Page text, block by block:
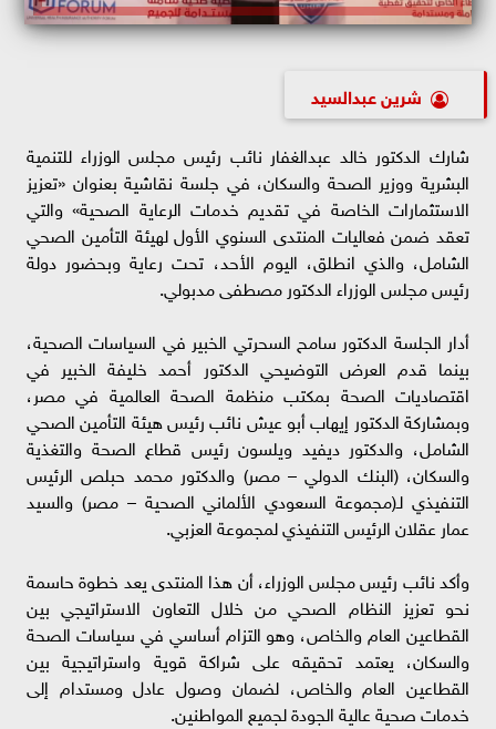
شرين عبدالسيد
شارك الدكتور خالد عبدالغفار نائب رئيس مجلس الوزراء للتنمية
البشرية ووزير الصحة والسكان، في جلسة نقاشية بعنوان «تعزيز
الاستثمارات الخاصة في تقديم خدمات الرعاية الصحية» والتي
تعقد ضمن فعاليات المنتدى السنوي الأول لهيئة التأمين الصحي
الشامل، والذي انطلق، اليوم الأحد، تحت رعاية وبحضور دولة
رئيس مجلس الوزراء الدكتور مصطفى مدبولي.
أدار الجلسة الدكتور سامح السحرتي الخبير في السياسات الصحية،
بينما قدم العرض التوضيحي الدكتور أحمد خليفة الخبير في
اقتصاديات الصحة بمكتب منظمة الصحة العالمية في مصر،
وبمشاركة الدكتور إيهاب أبو عيش نائب رئيس هيئة التأمين الصحي
الشامل، والدكتور ديفيد ويلسون رئيس قطاع الصحة والتغذية
والسكان، (البنك الدولي – مصر) والدكتور محمد حبلص الرئيس
التنفيذي لـ(مجموعة السعودي الألماني الصحية – مصر) والسيد
عمار عقلان الرئيس التنفيذي لمجموعة العزبي.
وأكد نائب رئيس مجلس الوزراء، أن هذا المنتدى يعد خطوة حاسمة
نحو تعزيز النظام الصحي من خلال التعاون الاستراتيجي بين
القطاعين العام والخاص، وهو التزام أساسي في سياسات الصحة
والسكان، يعتمد تحقيقه على شراكة قوية واستراتيجية بين
القطاعين العام والخاص، لضمان وصول عادل ومستدام إلى
خدمات صحية عالية الجودة لجميع المواطنين.